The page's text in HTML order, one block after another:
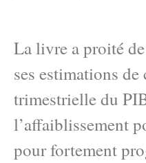
La livre a proité
ses estimations de
trimestrielle du
l’affaiblissement
pour fortement